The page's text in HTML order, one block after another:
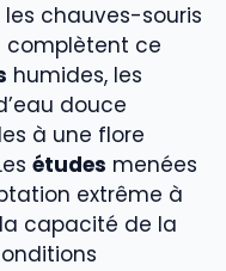
chauves-souris
complètent ce
humides, les
douce
à une flore
études menées
extrême à
capacité de la